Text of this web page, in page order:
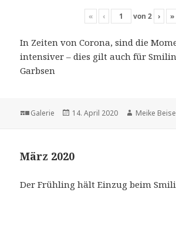
« ‹ von 2 › »
In Zeiten von Corona, sind die
intensiver – dies gilt auch für
Garbsen
Format
Galerie
Veröffentlicht
14. April 2020 Autor
Meike
März 2020
Der Frühling hält Einzug beim